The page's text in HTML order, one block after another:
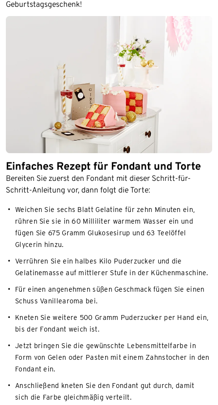
Geburtstagsgeschenk!
Einfaches Rezept für Fondant und Torte
Bereiten Sie zuerst den Fondant mit dieser Schritt-für-
Schritt-Anleitung vor, dann folgt die Torte:
Weichen Sie sechs Blatt Gelatine für zehn Minuten ein,
rühren Sie sie in 60 Milliliter warmem Wasser ein und
fügen Sie 675 Gramm Glukosesirup und 63 Teelöffel
Glycerin hinzu.
Verrühren Sie ein halbes Kilo Puderzucker und die
Gelatinemasse auf mittlerer Stufe in der Küchenmaschine.
Für einen angenehmen süßen Geschmack fügen Sie einen
Schuss Vanillearoma bei.
Kneten Sie weitere 500 Gramm Puderzucker per Hand ein,
bis der Fondant weich ist.
Jetzt bringen Sie die gewünschte Lebensmittelfarbe in
Form von Gelen oder Pasten mit einem Zahnstocher in den
Fondant ein.
Anschließend kneten Sie den Fondant gut durch, damit
sich die Farbe gleichmäßig verteilt.